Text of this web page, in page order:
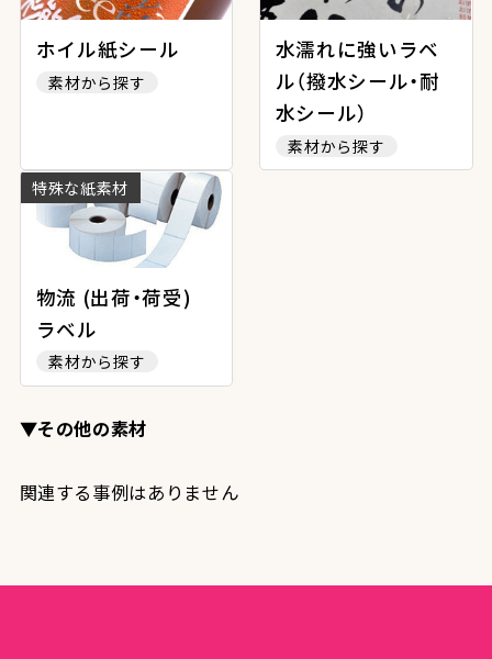
ホイル紙シール
素材から探す
水濡れに強いラベ
ル（撥水シール・耐
水シール）
素材から探す
特殊な紙素材
物流 (出荷・荷受)
ラベル
素材から探す
▼その他の素材
関連する事例はありません